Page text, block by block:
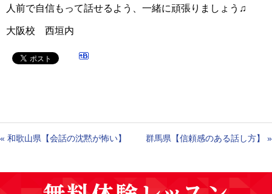
人前で自信もって話せるよう、一緒に頑張りましょう♫
大阪校 西垣内
« 和歌山県【会話の沈黙が怖い】 群馬県【信頼感のある話し方】 »